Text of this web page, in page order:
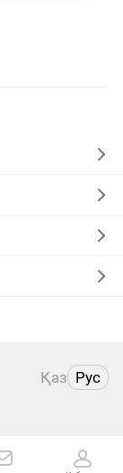
Қаз Рус